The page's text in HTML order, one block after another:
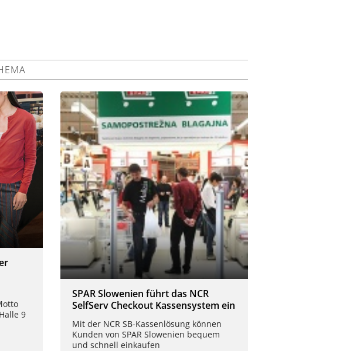
9
SPAR Slowenien führt das NCR
SelfServ Checkout Kassensystem ein
Mit der NCR SB-Kassenlösung können
Kunden von SPAR Slowenien bequem
und schnell einkaufen